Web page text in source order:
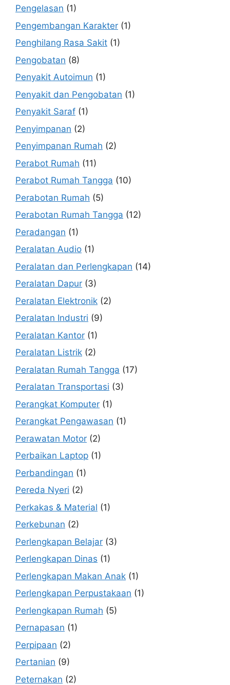
Pengelasan (1)
Pengembangan Karakter (1)
Penghilang Rasa Sakit (1)
Pengobatan (8)
Penyakit Autoimun (1)
Penyakit dan Pengobatan (1)
Penyakit Saraf (1)
Penyimpanan (2)
Penyimpanan Rumah (2)
Perabot Rumah (11)
Perabot Rumah Tangga (10)
Perabotan Rumah (5)
Perabotan Rumah Tangga (12)
Peradangan (1)
Peralatan Audio (1)
Peralatan dan Perlengkapan (14)
Peralatan Dapur (3)
Peralatan Elektronik (2)
Peralatan Industri (9)
Peralatan Kantor (1)
Peralatan Listrik (2)
Peralatan Rumah Tangga (17)
Peralatan Transportasi (3)
Perangkat Komputer (1)
Perangkat Pengawasan (1)
Perawatan Motor (2)
Perbaikan Laptop (1)
Perbandingan (1)
Pereda Nyeri (2)
Perkakas & Material (1)
Perkebunan (2)
Perlengkapan Belajar (3)
Perlengkapan Dinas (1)
Perlengkapan Makan Anak (1)
Perlengkapan Perpustakaan (1)
Perlengkapan Rumah (5)
Pernapasan (1)
Perpipaan (2)
Pertanian (9)
Peternakan (2)